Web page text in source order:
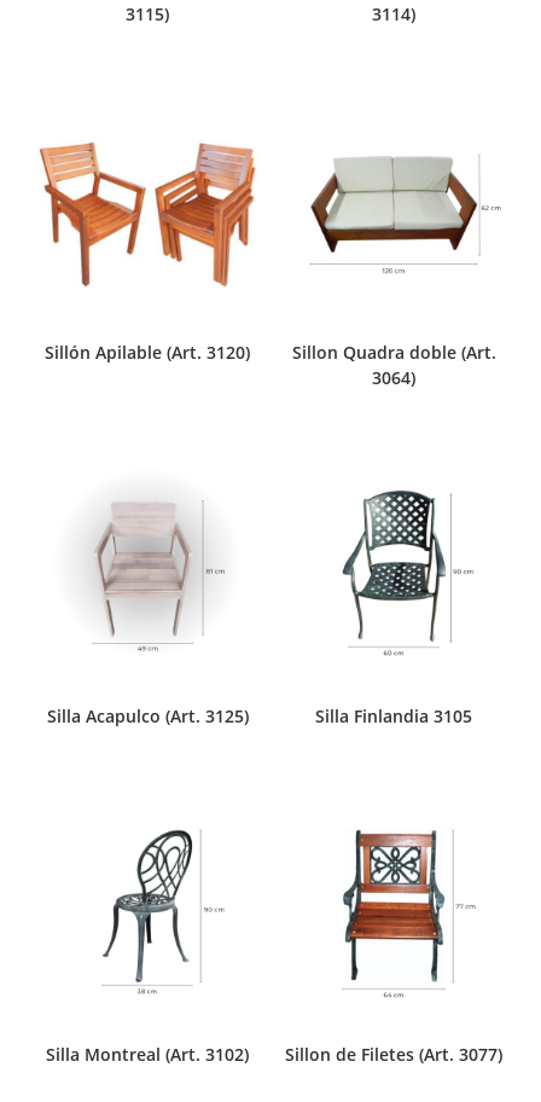
3115)
3114)
Sillón Apilable (Art. 3120)
Sillon Quadra doble (Art.
3064)
Silla Acapulco (Art. 3125) Silla Finlandia 3105
Silla Montreal (Art. 3102) Sillon de Filetes (Art. 3077)